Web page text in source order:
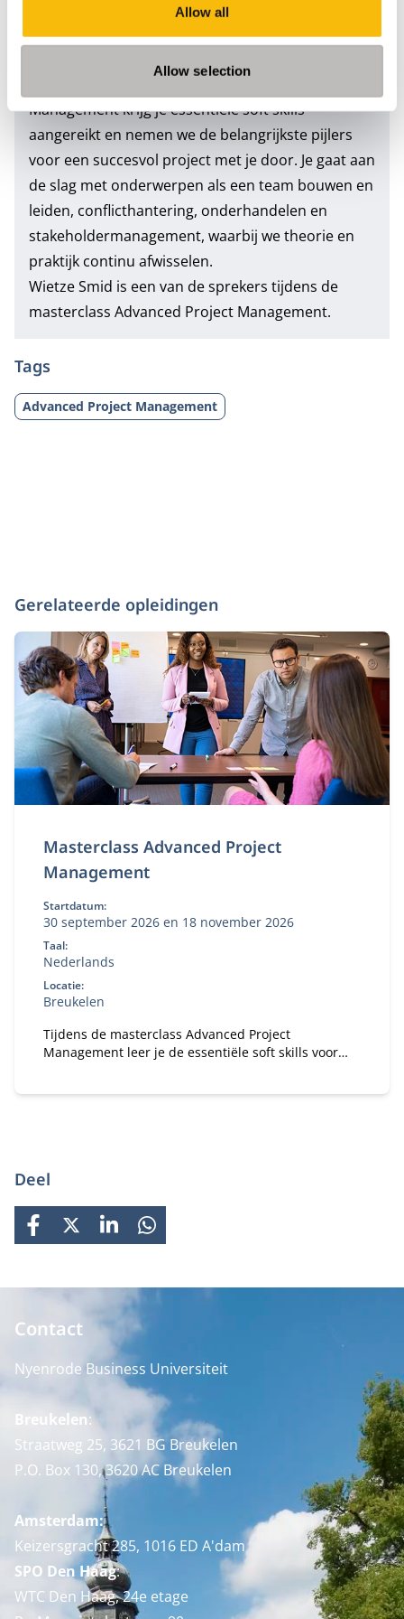
Allow all
Allow selection
daarmee pas begint als je al in de problemen zit, dan
Managementkrijg je essentiële soft skills
aangereikt en nemen we de belangrijkste pijlers
voor een succesvol project met je door. Je gaat aan
de slag met onderwerpen als een team bouwen en
leiden, conflicthantering, onderhandelen en
stakeholdermanagement, waarbij we theorie en
praktijk continu afwisselen.
Wietze Smid is een van de sprekers tijdens de
masterclass Advanced Project Management.
Tags
Advanced Project Management
Gerelateerde opleidingen
Masterclass Advanced Project
Management
Startdatum:
30 september 2026 en 18 november 2026
Taal:
Nederlands
Locatie:
Breukelen
Tijdens de masterclass Advanced Project
Management leer je de essentiële soft skills voor
Deel
FACEBOOK
X LINKEDINWHATSAPP
Contact
Nyenrode Business Universiteit
Breukelen:
Straatweg 25, 3621 BG Breukelen
P.O. Box 130, 3620 AC Breukelen
Amsterdam:
Keizersgracht 285, 1016 ED A'dam
SPO Den Haag:
WTC Den Haag, 24e etage